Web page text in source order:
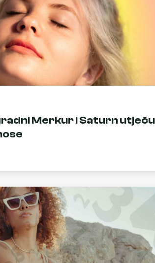
Merkur i Saturn utječu